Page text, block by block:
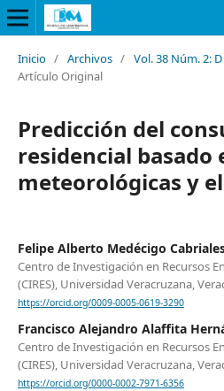
Inicio / Archivos / Vol. 38 Núm. 2:
Artículo Original
Predicción del
residencial basado
meteorológicas y
Felipe Alberto Medécigo
Centro de Investigación en Recursos
(CIRES), Universidad Veracruzana,
https://orcid.org/0009-0005-0619-3290
Francisco Alejandro Alaffita
Centro de Investigación en Recursos
(CIRES), Universidad Veracruzana,
https://orcid.org/0000-0002-7971-6356